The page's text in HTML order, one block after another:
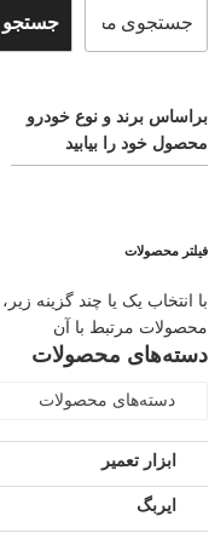
جستجو
براساس برند و نوع خودرو
محصول خود را بیابید
فیلتر محصولات
با انتخاب یک یا چند گزینه زیر،
محصولات مرتبط با آن
دسته‌های محصولات
دسته‌های محصولات
ابزار تعمیر
ایربگ